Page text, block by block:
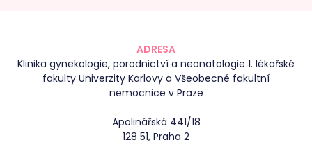
ADRESA
Klinika gynekologie, porodnictví a neonatologie 1. lékařské
fakulty Univerzity Karlovy a Všeobecné fakultní
nemocnice v Praze
Apolinářská 441/18
128 51, Praha 2